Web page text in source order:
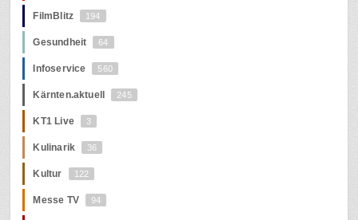
FilmBlitz 194
Gesundheit 64
Infoservice 560
Kärnten.aktuell 245
KT1 Live 3
Kulinarik 36
Kultur 122
Messe TV 94